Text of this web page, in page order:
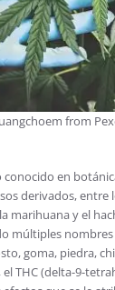
from
conocido en
derivados, entre
marihuana y el
múltiples nombres
goma, piedra,
THC (delta-9-